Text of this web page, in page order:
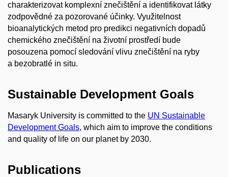
charakterizovat komplexní znečištění a identifikovat látky
zodpovědné za pozorované účinky. Využitelnost
bioanalytických metod pro predikci negativních dopadů
chemického znečištění na životní prostředí bude
posouzena pomocí sledování vlivu znečištění na ryby
a bezobratlé in situ.
Sustainable Development Goals
Masaryk University is committed to the UN Sustainable
Development Goals, which aim to improve the conditions
and quality of life on our planet by 2030.
Publications